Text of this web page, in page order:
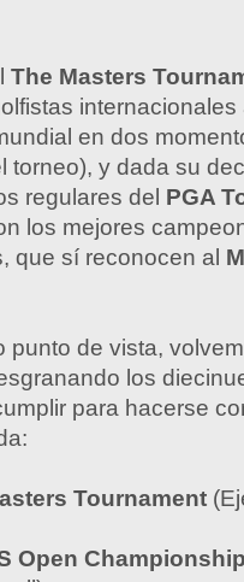
The Masters
internacionales
en dos
torneo), y dada su
regulares del PGA
los mejores
que sí reconocen al
punto de vista,
los
para hacerse
Tournament
Open